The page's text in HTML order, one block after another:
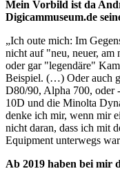
Mein Vorbild ist da
Digicammuseum.de
„Ich oute mich: Im
nicht auf "neu, neuer, am
oder gar "legendäre"
Beispiel. (…) Oder auch
D80/90, Alpha 700, oder
10D und die Minolta
denke ich mir, wenn mir
nicht daran, dass ich mit
Equipment unterwegs
Ab 2019 haben bei mir